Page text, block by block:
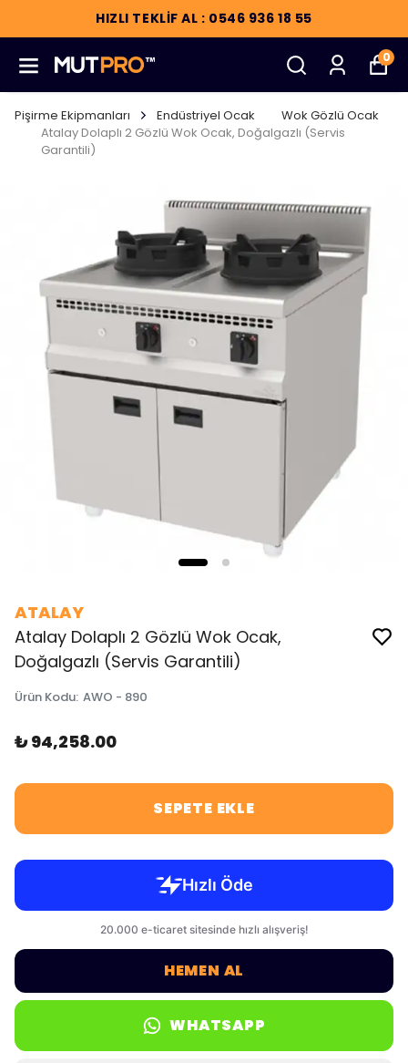
HIZLI TEKLİF AL : 0546 936 18 55
0
Pişirme Ekipmanları Endüstriyel Ocak
Wok Gözlü Ocak
Atalay Dolaplı 2 Gözlü Wok Ocak, Doğalgazlı (Servis
Garantili)
ATALAY
Atalay Dolaplı 2 Gözlü Wok Ocak,
Doğalgazlı (Servis Garantili)
Ürün Kodu: AWO - 890
₺ 94,258.00
SEPETE EKLE
HEMEN AL
WHATSAPP